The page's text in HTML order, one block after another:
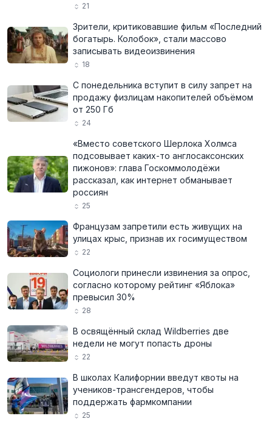
21
Зрители, критиковавшие фильм «Последний
богатырь. Колобок», стали массово
записывать видеоизвинения
18
С понедельника вступит в силу запрет на
продажу физлицам накопителей объёмом
от 250 Гб
24
«Вместо советского Шерлока Холмса
подсовывает каких-то англосаксонских
пижонов»: глава Госкоммолодёжи
рассказал, как интернет обманывает
россиян
25
Французам запретили есть живущих на
улицах крыс, признав их госимуществом
22
Социологи принесли извинения за опрос,
согласно которому рейтинг «Яблока»
превысил 30%
28
В освящённый склад Wildberries две
недели не могут попасть дроны
22
В школах Калифорнии введут квоты на
учеников-трансгендеров, чтобы
поддержать фармкомпании
25